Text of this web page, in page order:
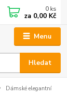
Menu
Hledat
0 ks
za 0,00 Kč
Dámské elegantní